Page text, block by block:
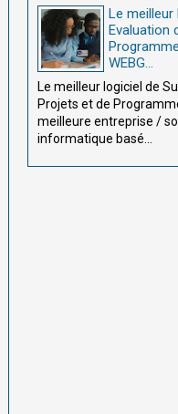
Le meilleur
Evaluation
WEBG...
Le meilleur logiciel de
Projets et de
meilleure entreprise /
informatique basé...